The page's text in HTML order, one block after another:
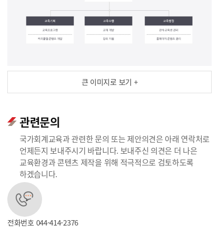
큰 이미지로 보기 +
관련문의
국가회계교육과 관련한 문의 또는 제안의견은 아래 연락처로
언제든지 보내주시기 바랍니다. 보내주신 의견은 더 나은
교육환경과 콘텐츠 제작을 위해 적극적으로 검토하도록
하겠습니다.
전화번호 044-414-2376